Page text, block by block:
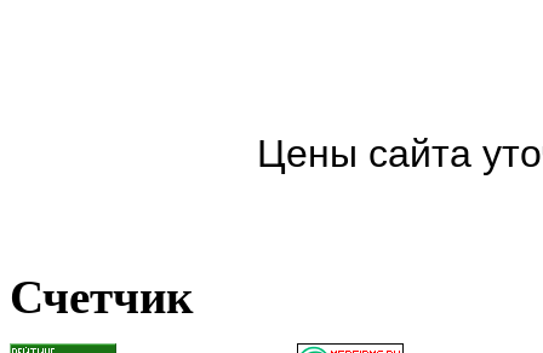
Цены сайта
Счетчик